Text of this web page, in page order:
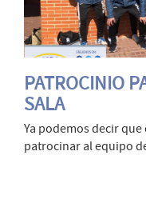
PATROCINIO
SALA
Ya podemos decir
patrocinar al equipo